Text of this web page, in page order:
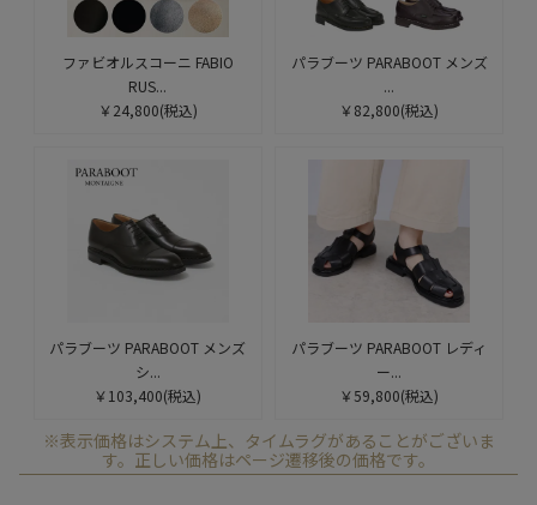
ファビオルスコーニ FABIO
RUS...
￥24,800(税込)
パラブーツ PARABOOT メンズ
...
￥82,800(税込)
パラブーツ PARABOOT メンズ
シ...
￥103,400(税込)
パラブーツ PARABOOT レディ
ー...
￥59,800(税込)
※表示価格はシステム上、タイムラグがあることがございま
す。正しい価格はページ遷移後の価格です。